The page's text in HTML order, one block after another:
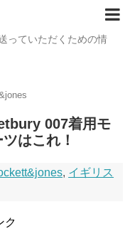
っていただくための情
007着用モ
はこれ！
, イギリス
ク